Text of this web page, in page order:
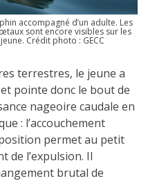
accompagné d’un adulte. Les
sont encore visibles sur les
Crédit photo : GECC
terrestres, le jeune a
pointe donc le bout de
nageoire caudale en
: l’accouchement
permet au petit
de l’expulsion. Il
brutal de